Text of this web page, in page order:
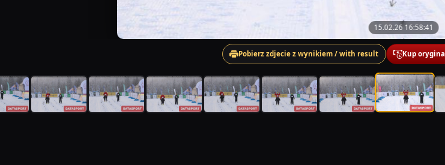
15.02.26 16:58:41
Pobierz zdjecie z wynikiem / with result Kup